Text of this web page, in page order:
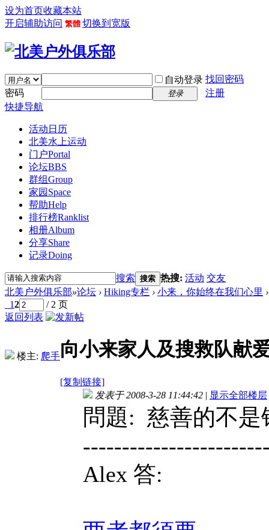
设为首页收藏本站
开启辅助访问 繁體 切换到宽版
自动登录 找回密码
密码
登录
注册
快捷导航
活动日历
北美水上运动
门户Portal
论坛BBS
群组Group
家园 Space
帮助Help
排行榜Ranklist
相册Album
分享Share
记录Doing
搜索 搜索 热搜: 活动 交友
北美户外俱乐部»论坛 › Hiking专栏 › 小来，你始终在我们心里 ›
12
/ 2 页
返回列表
楼主: 爬手向小来家人及搜救队献
[复制链接]
发表于 2008-3-28 11:44:42 | 显示全部楼层
問題: 慈善的不
Alex 答: